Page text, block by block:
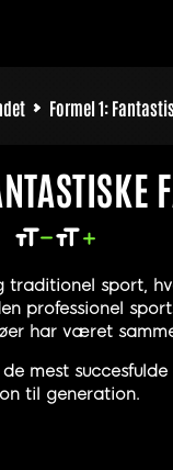
Formel 1:
traditionel sport,
professionel
har været
mest
til generation.